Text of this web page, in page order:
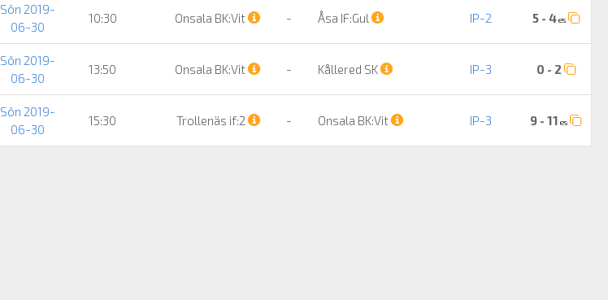
Sön 2019-
06-30
10:30 Onsala BK:Vit - Åsa IF:Gul IP-2 5 - 4es
Sön 2019-
06-30
13:50 Onsala BK:Vit - Kållered SK IP-3 0 - 2
Sön 2019-
06-30
15:30 Trollenäs if:2 - Onsala BK:Vit IP-3 9 - 11 es